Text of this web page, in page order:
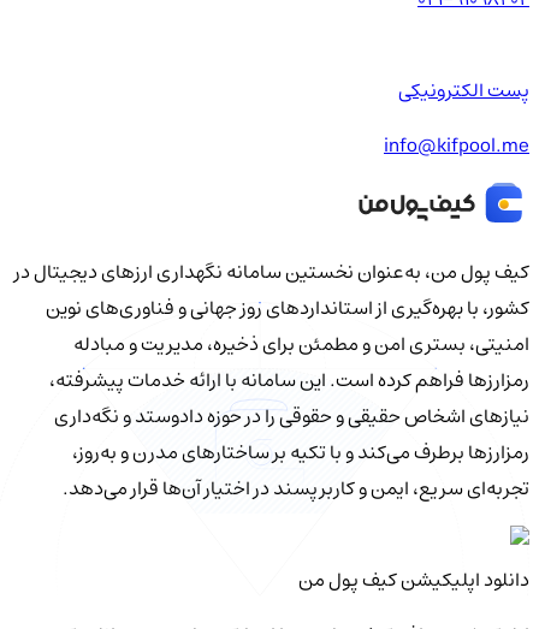
پست الکترونیکی
info@kifpool.me
کیف‌ پول من، به‌عنوان نخستین سامانه نگهداری ارزهای دیجیتال در
کشور، با بهره‌گیری از استانداردهای روز جهانی و فناوری‌های نوین
امنیتی، بستری امن و مطمئن برای ذخیره، مدیریت و مبادله
رمزارزها فراهم کرده است. این سامانه با ارائه خدمات پیشرفته،
نیازهای اشخاص حقیقی و حقوقی را در حوزه دادوستد و نگه‌داری
رمزارزها برطرف می‌کند و با تکیه بر ساختارهای مدرن و به‌روز،
تجربه‌ای سریع، ایمن و کاربرپسند در اختیار آن‌ها قرار می‌دهد.
دانلود اپلیکیشن کیف‌ پول من